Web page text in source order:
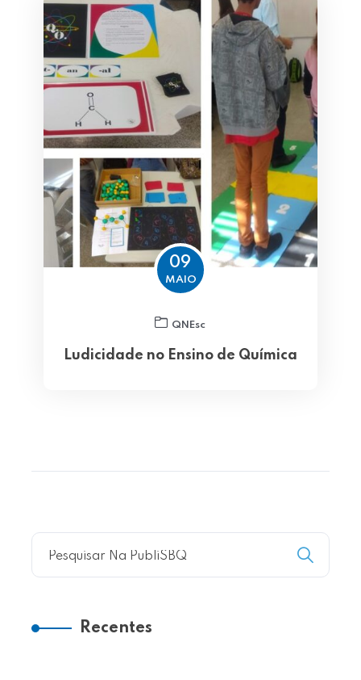
09
MAIO
QNEsc
Ludicidade no Ensino de Química
Recentes